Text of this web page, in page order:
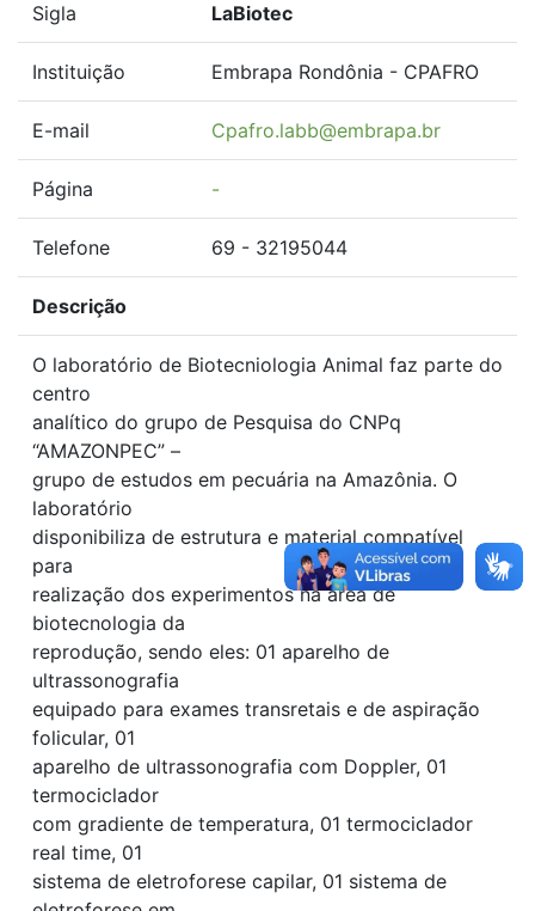
Sigla LaBiotec
Instituição Embrapa Rondônia - CPAFRO
E-mail Cpafro.labb@embrapa.br
Página -
Telefone 69 - 32195044
Descrição
O laboratório de Biotecniologia Animal faz parte do
centro
analítico do grupo de Pesquisa do CNPq
“AMAZONPEC” –
grupo de estudos em pecuária na Amazônia. O
laboratório
disponibiliza de estrutura e material compatível
para
realização dos experimentos na área de
biotecnologia da
reprodução, sendo eles: 01 aparelho de
ultrassonografia
equipado para exames transretais e de aspiração
folicular, 01
aparelho de ultrassonografia com Doppler, 01
termociclador
com gradiente de temperatura, 01 termociclador
real time, 01
sistema de eletroforese capilar, 01 sistema de